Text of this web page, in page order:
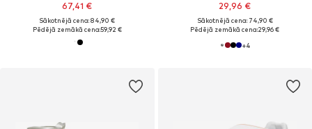
67,41 €
Sākotnējā cena: 84,90 €
Pēdējā zemākā cena:59,92 €
29,96 €
Sākotnējā cena: 74,90 €
Pēdējā zemākā cena:29,96 €
+4